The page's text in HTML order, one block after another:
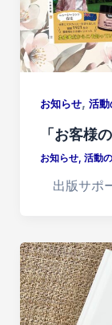
お知らせ, 活動
「お客様
お知らせ, 活動
出版サポ